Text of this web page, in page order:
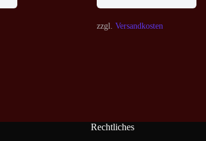
zzgl. Versandkosten
Rechtliches